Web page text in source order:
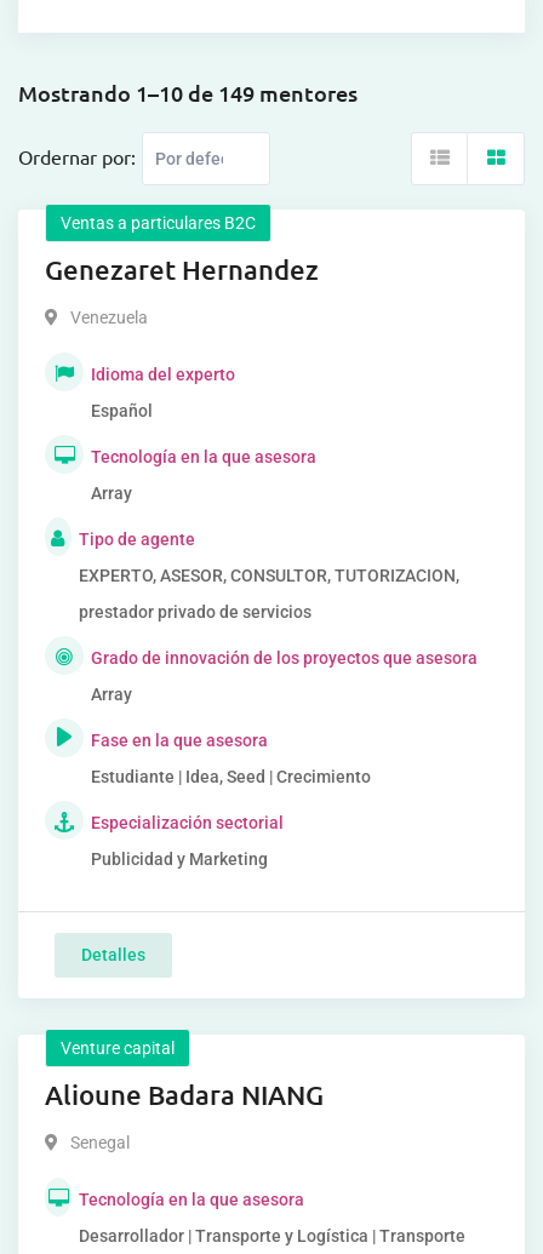
Mostrando 1–10 de 149 mentores
Ordernar por:
Ventas a particulares B2C
Genezaret Hernandez
Venezuela
Idioma del experto
Español
Tecnología en la que asesora
Array
Tipo de agente
EXPERTO, ASESOR, CONSULTOR, TUTORIZACION,
prestador privado de servicios
Grado de innovación de los proyectos que asesora
Array
Fase en la que asesora
Estudiante | Idea, Seed | Crecimiento
Especialización sectorial
Publicidad y Marketing
Detalles
Venture capital
Alioune Badara NIANG
Senegal
Tecnología en la que asesora
Desarrollador | Transporte y Logística | Transporte